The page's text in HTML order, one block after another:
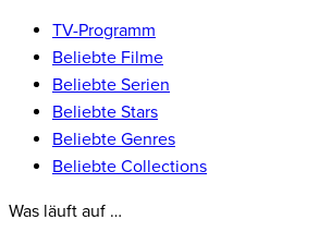
TV-Programm
Beliebte Filme
Beliebte Serien
Beliebte Stars
Beliebte Genres
Beliebte Collections
Was läuft auf …